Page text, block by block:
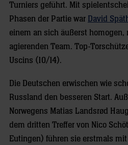
Turniers geführt. Mit
Phasen der Partie war David
einem an sich äußerst
agierenden Team. Top-
Uscins (10/14).
Die Deutschen erwischen wie
Russland den besseren Start.
Norwegens Matias Landsrød
dem dritten Treffer von Nico
Eutingen) führen sie erstmals